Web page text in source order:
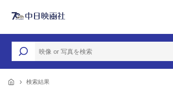
検索結果